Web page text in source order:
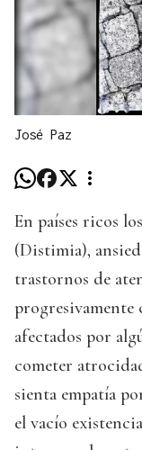
José Paz
En países ricos
(Distimia),
trastornos de
progresivamente
afectados por
cometer
sienta empatía
el vacío